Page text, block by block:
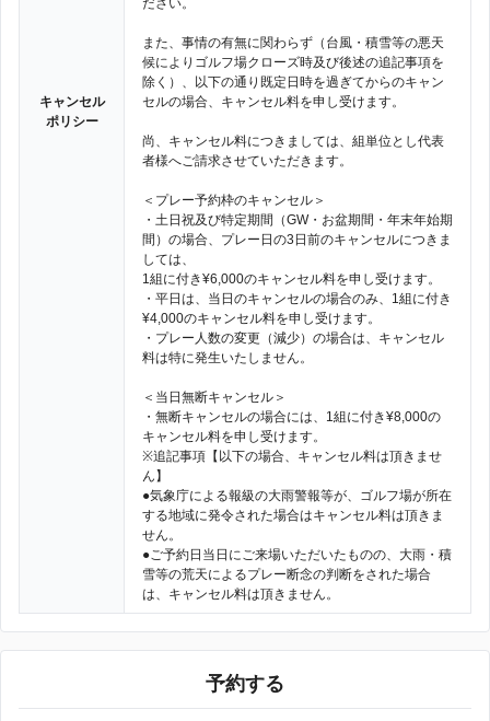
キャンセル
ポリシー
ださい。
また、事情の有無に関わらず（台風・積雪等の悪天
候によりゴルフ場クローズ時及び後述の追記事項を
除く）、以下の通り既定日時を過ぎてからのキャン
セルの場合、キャンセル料を申し受けます。
尚、キャンセル料につきましては、組単位とし代表
者様へご請求させていただきます。
＜プレー予約枠のキャンセル＞
・土日祝及び特定期間（GW・お盆期間・年末年始期
間）の場合、プレー日の3日前のキャンセルにつきま
しては、
1組に付き¥6,000のキャンセル料を申し受けます。
・平日は、当日のキャンセルの場合のみ、1組に付き
¥4,000のキャンセル料を申し受けます。
・プレー人数の変更（減少）の場合は、キャンセル
料は特に発生いたしません。
＜当日無断キャンセル＞
・無断キャンセルの場合には、1組に付き¥8,000の
キャンセル料を申し受けます。
※追記事項【以下の場合、キャンセル料は頂きませ
ん】
●気象庁による報級の大雨警報等が、ゴルフ場が所在
する地域に発令された場合はキャンセル料は頂きま
せん。
●ご予約日当日にご来場いただいたものの、大雨・積
雪等の荒天によるプレー断念の判断をされた場合
は、キャンセル料は頂きません。
予約する